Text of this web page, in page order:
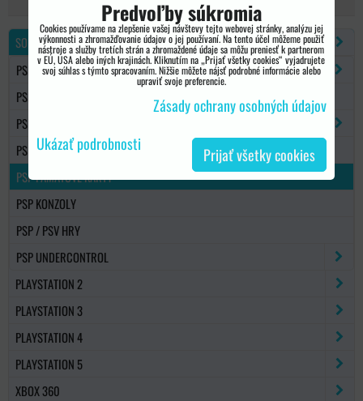
SONY PSP
PSP 1000/2000/3000
PSP GO
PSP NÁHRADNÉ DIELY
PS VITA
PSP PAMÄŤOVÉ KARTY
PSP KONZOLY
PSP / PSV HRY
PSP UNDERCONTROL
PLAYSTATION 2
PLAYSTATION 3
PLAYSTATION 4
PLAYSTATION 5
XBOX 360
Predvoľby súkromia
Cookies používame na zlepšenie vašej návštevy tejto webovej stránky, analýzu jej
výkonnosti a zhromažďovanie údajov o jej používaní. Na tento účel môžeme použiť
nástroje a služby tretích strán a zhromaždené údaje sa môžu preniesť k partnerom
v EÚ, USA alebo iných krajinách. Kliknutím na „Prijať všetky cookies“ vyjadrujete
svoj súhlas s týmto spracovaním. Nižšie môžete nájsť podrobné informácie alebo
upraviť svoje preferencie.
Zásady ochrany osobných údajov
Ukázať podrobnosti
Prijať všetky cookies